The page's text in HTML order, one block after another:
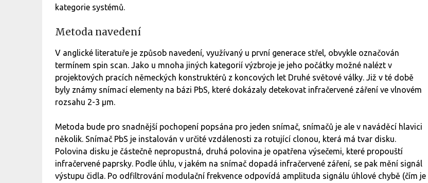
kategorie systémů.
Metoda navedení
V anglické literatuře je způsob navedení, využívaný u první generace střel, obvykle označován
termínem spin scan. Jako u mnoha jiných kategorií výzbroje je jeho počátky možné nalézt v
projektových pracích německých konstruktérů z koncových let Druhé světové války. Již v té době
byly známy snímací elementy na bázi PbS, které dokázaly detekovat infračervené záření ve vlnovém
rozsahu 2-3 μm.
Metoda bude pro snadnější pochopení popsána pro jeden snímač, snímačů je ale v naváděcí hlavici
několik. Snímač PbS je instalován v určité vzdálenosti za rotující clonou, která má tvar disku.
Polovina disku je částečně nepropustná, druhá polovina je opatřena výsečemi, které propouští
infračervené paprsky. Podle úhlu, v jakém na snímač dopadá infračervené záření, se pak mění signál
výstupu čidla. Po odfiltrování modulační frekvence odpovídá amplituda signálu úhlové chybě (čím je